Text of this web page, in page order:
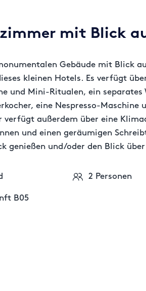
mit Blick
Gebäude mit Blick
kleinen Hotels. Es verfügt
und Mini-Ritualen, ein
eine Nespresso-
außerdem über eine
und einen geräumigen
genießen und/oder den Blick
2 Personen
B05